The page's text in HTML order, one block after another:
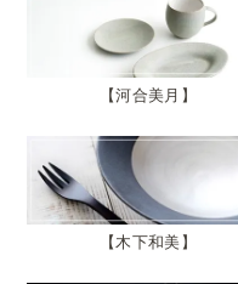
河合美月
木下和美